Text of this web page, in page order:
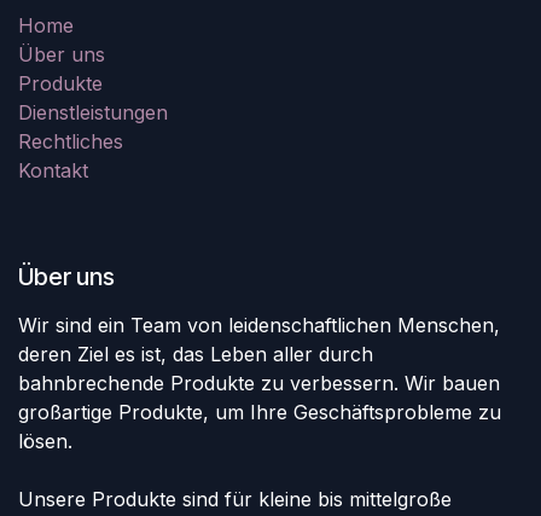
Home
Über uns
Produkte
Dienstleistungen
Rechtliches
Kontakt
Über uns
Wir sind ein Team von leidenschaftlichen Menschen,
deren Ziel es ist, das Leben aller durch
bahnbrechende Produkte zu verbessern. Wir bauen
großartige Produkte, um Ihre Geschäftsprobleme zu
lösen.
Unsere Produkte sind für kleine bis mittelgroße